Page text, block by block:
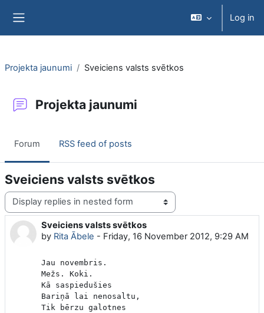
Log in
Projekta jaunumi Sveiciens valsts svētkos
Projekta jaunumi
Forum RSS feed of posts
Sveiciens valsts svētkos
Display mode
Sveiciens valsts svētkos
by Rita Ābele - Friday, 16 November 2012, 9:29 AM
Number of replies: 0
Jau novembris.
Mežs. Koki.
Kā saspiedušies
Bariņā lai nenosaltu,
Tik bērzu galotnes